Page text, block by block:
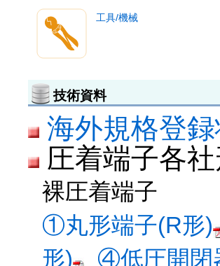
工具/機械
技術資料
海外規格登
圧着端子各
裸圧着端子
①丸形端子(R形)
形)
④低圧開閉